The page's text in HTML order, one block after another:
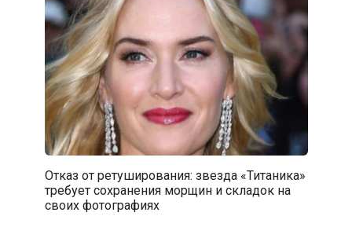
Отказ от ретуширования: звезда «Титаника»
требует сохранения морщин и складок на
своих фотографиях